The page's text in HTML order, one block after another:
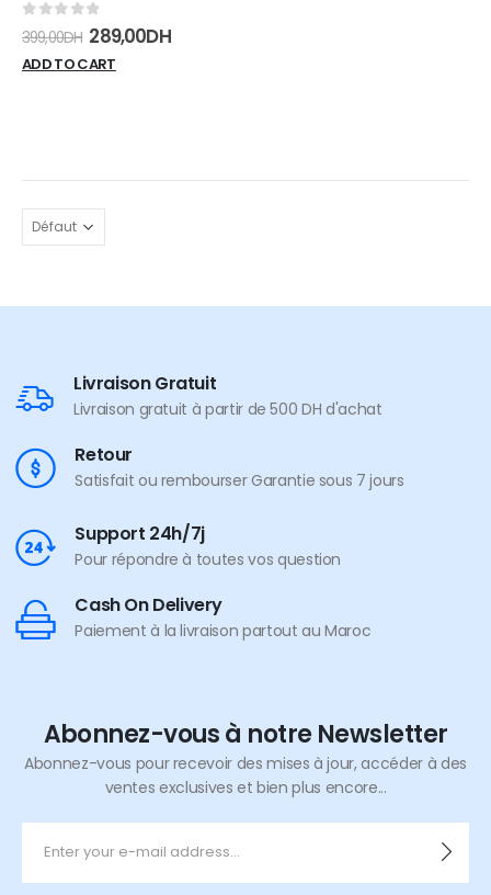
399,00DH 289,00DH
ADD TO CART
Livraison Gratuit
Livraison gratuit à partir de 500 DH d'achat
Retour
Satisfait ou rembourser Garantie sous 7 jours
Support 24h/7j
Pour répondre à toutes vos question
Cash On Delivery
Paiement à la livraison partout au Maroc
Abonnez-vous à notre Newsletter
Abonnez-vous pour recevoir des mises à jour, accéder à des
ventes exclusives et bien plus encore...